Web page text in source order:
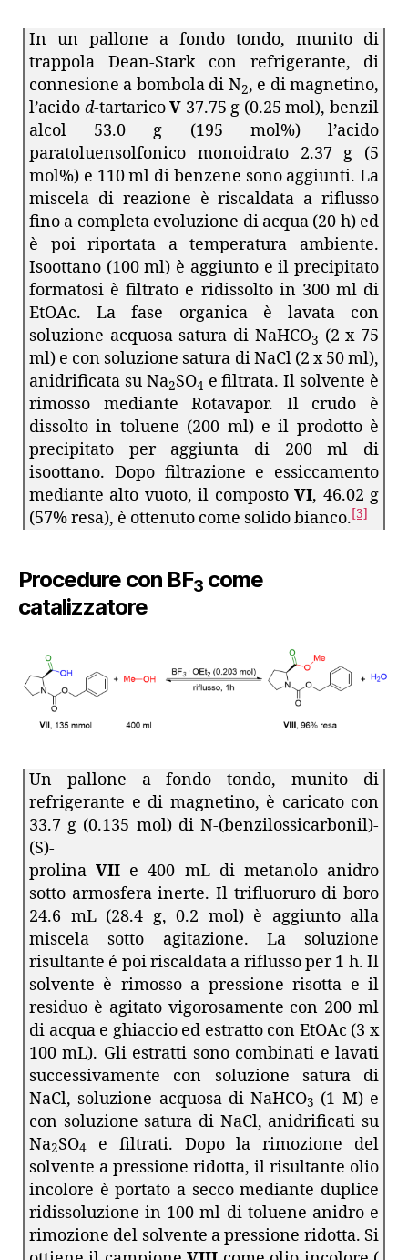
In un pallone a fondo tondo, munito di
trappola Dean-Stark con refrigerante, di
connesione a bombola di N2, e di magnetino,
l’acido d-tartaricoV 37.75 g (0.25 mol), benzil
alcol 53.0 g (195 mol%) l’acido
paratoluensolfonico monoidrato 2.37 g (5
mol%) e 110 ml di benzene sono aggiunti. La
miscela di reazione è riscaldata a riflusso
fino a completa evoluzione di acqua (20 h) ed
è poi riportata a temperatura ambiente.
Isoottano (100 ml) è aggiunto e il precipitato
formatosi è filtrato e ridissolto in 300 ml di
EtOAc. La fase organica è lavata con
soluzione acquosa satura di NaHCO3 (2 x 75
ml) e con soluzione satura di NaCl (2 x 50 ml),
anidrificata su Na2SO4e filtrata. Il solvente è
rimosso mediante Rotavapor. Il crudo è
dissolto in toluene (200 ml) e il prodotto è
precipitato per aggiunta di 200 ml di
isoottano. Dopo filtrazione e essiccamento
mediante alto vuoto, il compostoVI, 46.02 g
(57% resa), è ottenuto come solido bianco.[3]
Procedure con BF3 come
catalizzatore
Un pallone a fondo tondo, munito di
refrigerante e di magnetino, è caricato con
33.7 g (0.135 mol) di N-(benzilossicarbonil)-
(S)-
prolinaVII e 400 mL di metanolo anidro
sotto armosfera inerte. Il trifluoruro di boro
24.6 mL (28.4 g, 0.2 mol) è aggiunto alla
miscela sotto agitazione. La soluzione
risultante é poi riscaldata a riflusso per 1 h. Il
solvente è rimosso a pressione risotta e il
residuo è agitato vigorosamente con 200 ml
di acqua e ghiaccio ed estratto con EtOAc (3 x
100 mL). Gli estratti sono combinati e lavati
successivamente con soluzione satura di
NaCl, soluzione acquosa di NaHCO3 (1 M) e
con soluzione satura di NaCl, anidrificati su
Na2SO4
e filtrati. Dopo la rimozione del
solvente a pressione ridotta, il risultante olio
incolore è portato a secco mediante duplice
ridissoluzione in 100 ml di toluene anidro e
rimozione del solvente a pressione ridotta. Si